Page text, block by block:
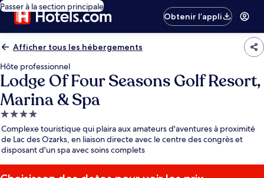
Passer à la section principale
Obtenir l’appli
Afficher tous les hébergements
Hôte professionnel
Lodge Of Four Seasons Golf Resort,
Marina & Spa
Hébergement
4.0 étoiles
Complexe touristique qui plaira aux amateurs d'aventures à proximité
de Lac des Ozarks, en liaison directe avec le centre des congrès et
disposant d'un spa avec soins complets